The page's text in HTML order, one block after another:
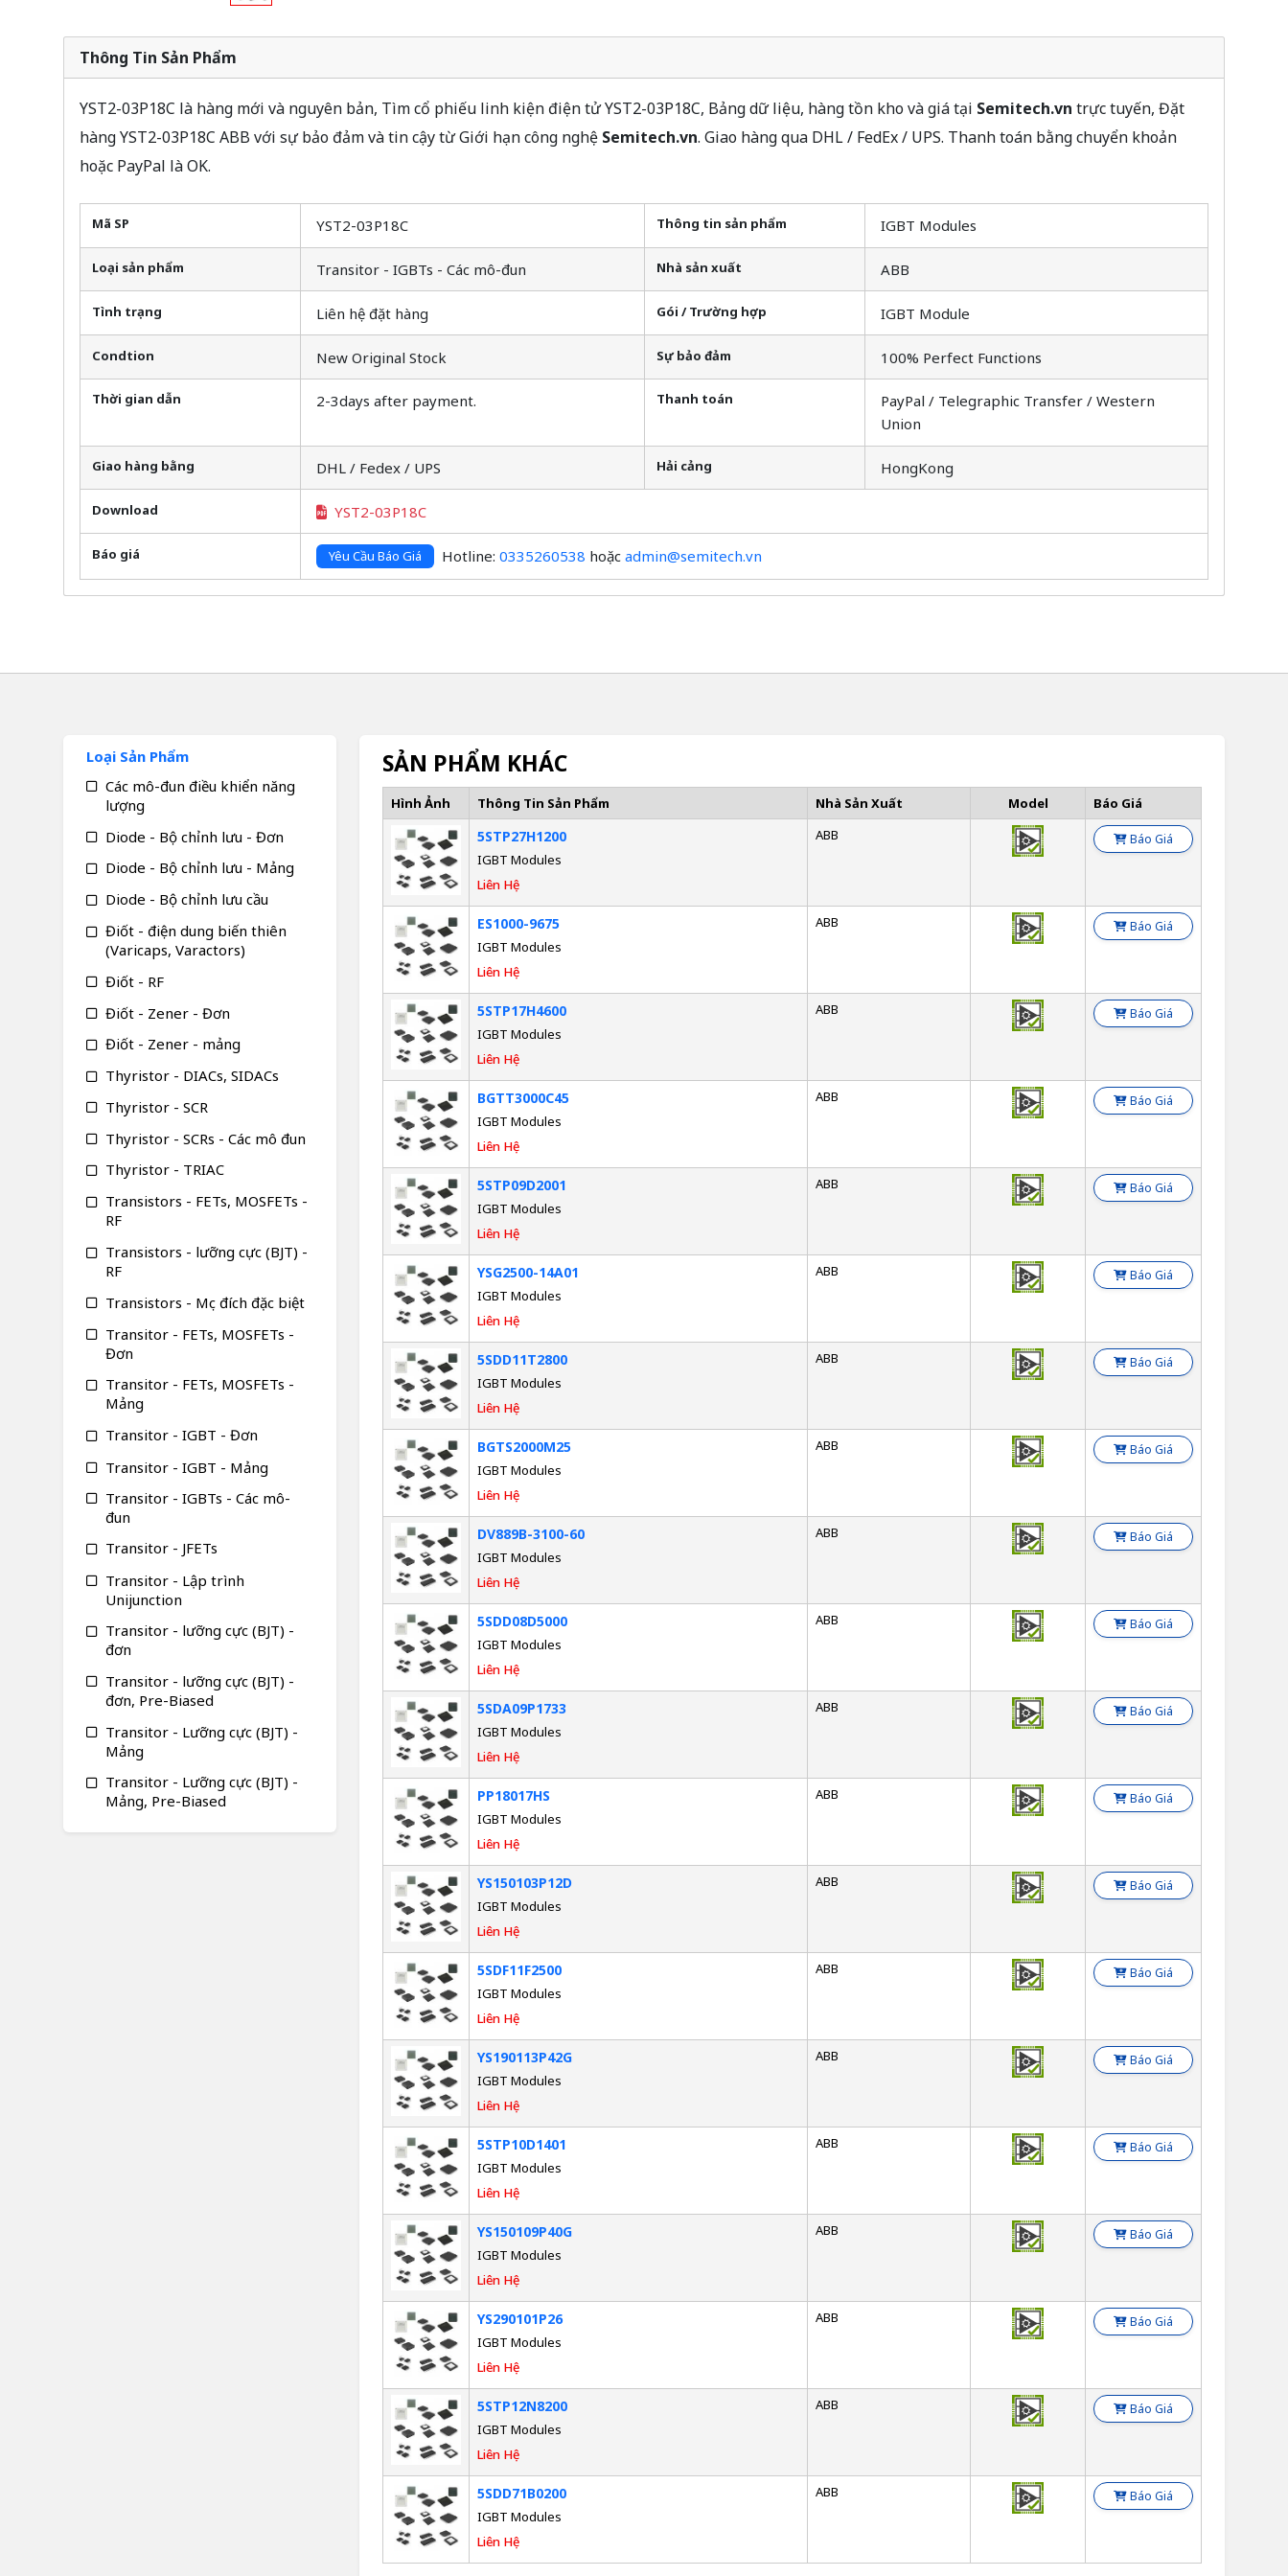
Thông Tin Sản Phẩm
YST2-03P18C là hàng mới và nguyên bản, Tìm cổ phiếu linh kiện điện tử YST2-03P18C, Bảng dữ liệu, hàng tồn kho và giá tại Semitech.vn trực tuyến, Đặt
hàng YST2-03P18C ABB với sự bảo đảm và tin cậy từ Giới hạn công nghệ Semitech.vn. Giao hàng qua DHL / FedEx / UPS. Thanh toán bằng chuyển khoản
hoặc PayPal là OK.
Mã SP YST2-03P18C Thông tin sản phẩm IGBT Modules
Loại sản phẩm Transitor - IGBTs - Các mô-đun Nhà sản xuất ABB
Tình trạng Liên hệ đặt hàng Gói / Trường hợp IGBT Module
Condtion New Original Stock Sự bảo đảm 100% Perfect Functions
Thời gian dẫn 2-3days after payment. Thanh toán
PayPal / Telegraphic Transfer / Western
Union
Giao hàng bằng DHL / Fedex / UPS Hải cảng HongKong
Download YST2-03P18C
Báo giá Yêu Cầu Báo Giá Hotline: 0335260538 hoặc admin@semitech.vn
SẢN PHẨM KHÁC
Hình Ảnh Thông Tin Sản Phẩm Nhà Sản Xuất Model Báo Giá
5STP27H1200
IGBT Modules
Liên Hệ
ABB Báo Giá
ES1000-9675
IGBT Modules
Liên Hệ
ABB Báo Giá
5STP17H4600
IGBT Modules
Liên Hệ
ABB Báo Giá
BGTT3000C45
IGBT Modules
Liên Hệ
ABB Báo Giá
5STP09D2001
IGBT Modules
Liên Hệ
ABB Báo Giá
YSG2500-14A01
IGBT Modules
Liên Hệ
ABB Báo Giá
5SDD11T2800
IGBT Modules
Liên Hệ
ABB Báo Giá
BGTS2000M25
IGBT Modules
Liên Hệ
ABB Báo Giá
DV889B-3100-60
IGBT Modules
Liên Hệ
ABB Báo Giá
5SDD08D5000
IGBT Modules
Liên Hệ
ABB Báo Giá
5SDA09P1733
IGBT Modules
Liên Hệ
ABB Báo Giá
PP18017HS
IGBT Modules
Liên Hệ
ABB Báo Giá
YS150103P12D
IGBT Modules
Liên Hệ
ABB Báo Giá
5SDF11F2500
IGBT Modules
Liên Hệ
ABB Báo Giá
YS190113P42G
IGBT Modules
Liên Hệ
ABB Báo Giá
5STP10D1401
IGBT Modules
Liên Hệ
ABB Báo Giá
YS150109P40G
IGBT Modules
Liên Hệ
ABB Báo Giá
YS290101P26
IGBT Modules
Liên Hệ
ABB Báo Giá
5STP12N8200
IGBT Modules
Liên Hệ
ABB Báo Giá
5SDD71B0200
IGBT Modules
Liên Hệ
ABB Báo Giá
Loại Sản Phẩm
Các mô-đun điều khiển năng
lượng
Diode - Bộ chỉnh lưu - Đơn
Diode - Bộ chỉnh lưu - Mảng
Diode - Bộ chỉnh lưu cầu
Điốt - điện dung biến thiên
(Varicaps, Varactors)
Điốt - RF
Điốt - Zener - Đơn
Điốt - Zener - mảng
Thyristor - DIACs, SIDACs
Thyristor - SCR
Thyristor - SCRs - Các mô đun
Thyristor - TRIAC
Transistors - FETs, MOSFETs -
RF
Transistors - lưỡng cực (BJT) -
RF
Transistors - Mục đích đặc biệt
Transitor - FETs, MOSFETs -
Đơn
Transitor - FETs, MOSFETs -
Mảng
Transitor - IGBT - Đơn
Transitor - IGBT - Mảng
Transitor - IGBTs - Các mô-
đun
Transitor - JFETs
Transitor - Lập trình
Unijunction
Transitor - lưỡng cực (BJT) -
đơn
Transitor - lưỡng cực (BJT) -
đơn, Pre-Biased
Transitor - Lưỡng cực (BJT) -
Mảng
Transitor - Lưỡng cực (BJT) -
Mảng, Pre-Biased